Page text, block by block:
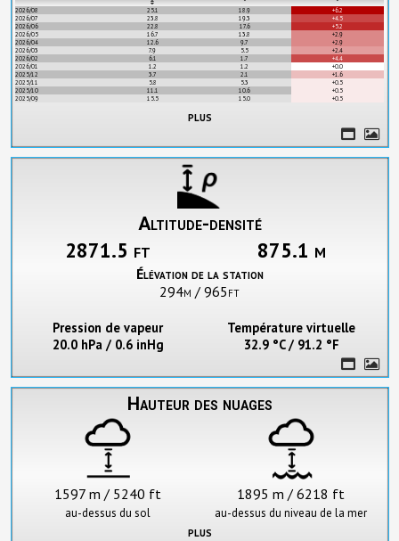
2026/08 25.1 18.9
+6.2
2026/07
23.8 19.3
+4.5
2026/06
22.8 17.6
+5.2
2026/05
16.7 13.8
+2.9
2026/04
12.6 9.7
+2.9
2026/03
7.9 5.5
+2.4
2026/02
6.1 1.7
+4.4
2026/01
1.2 1.2
+0.0
2025/12
3.7 2.1
+1.6
2025/11
5.8 5.3
+0.5
2025/10
11.1 10.6
+0.5
2025/09
15.5 15.0 +0.5
plus
Altitude-densité
2871.5 ft 875.1 m
Élévation de la station
294m / 965ft
Pression de vapeur
20.0 hPa / 0.6 inHg
Température virtuelle
32.9 °C / 91.2 °F
Hauteur des nuages
1597 m / 5240 ft
au-dessus du sol
1895 m / 6218 ft
au-dessus du niveau de la mer
plus